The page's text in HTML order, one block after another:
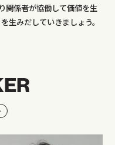
関係者が協働して価値を生
生みだしていきましょう。